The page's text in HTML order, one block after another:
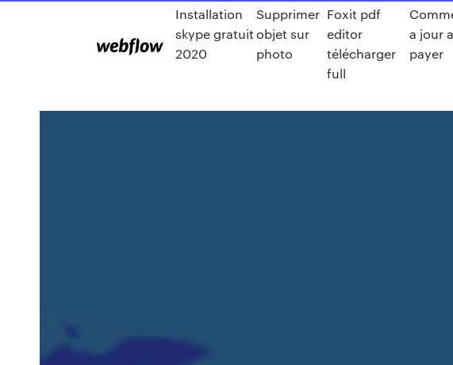
Installation
skype gratuit
2020
Supprimer
objet sur
photo
Foxit pdf
editor
télécharger
full
a jour
payer